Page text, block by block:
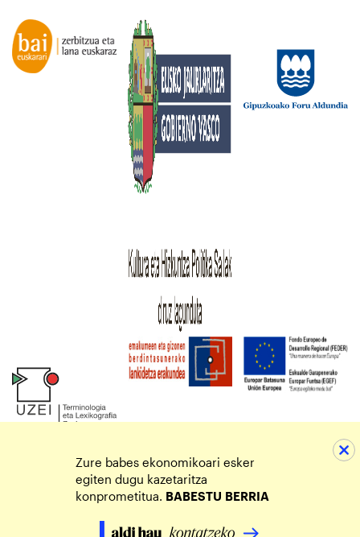
Zure babes ekonomikoari esker
egiten dugu kazetaritza
konprometitua. BABESTU BERRIA